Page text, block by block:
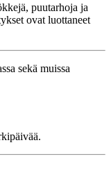
puutarhoja ja
ovat luottaneet
sekä muissa